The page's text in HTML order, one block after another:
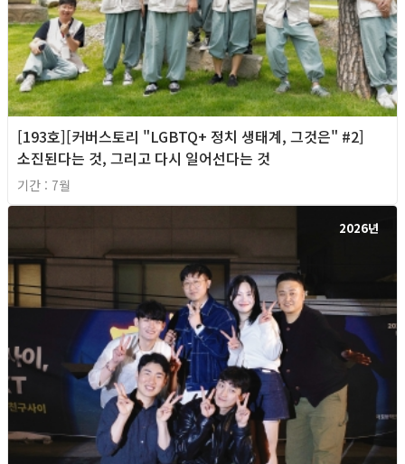
[193호][커버스토리 "LGBTQ+ 정치 생태계, 그것은" #2]
소진된다는 것, 그리고 다시 일어선다는 것
기간 : 7월
2026년